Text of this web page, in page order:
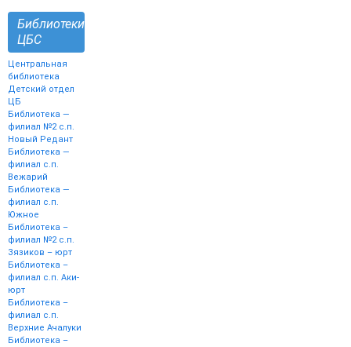
Библиотеки
ЦБС
Центральная
библиотека
Детский отдел
ЦБ
Библиотека —
филиал №2 с.п.
Новый Редант
Библиотека —
филиал с.п.
Вежарий
Библиотека —
филиал с.п.
Южное
Библиотека –
филиал №2 с.п.
Зязиков – юрт
Библиотека –
филиал с.п. Аки-
юрт
Библиотека –
филиал с.п.
Верхние Ачалуки
Библиотека –